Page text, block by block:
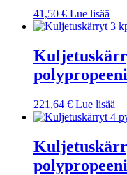
41,50 € Lue lisää
221,64 € Lue lisää